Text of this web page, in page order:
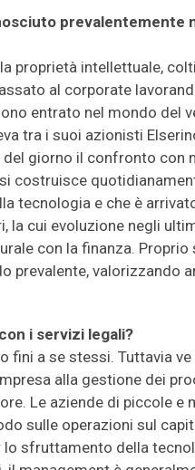
prevalentemente
proprietà intellettuale,
al corporate
entrato nel mondo del
tra i suoi azionisti
del giorno il confronto con
costruisce
tecnologia e che è
cui evoluzione negli
con la finanza.
prevalente, valorizzando
i servizi legali?
fini a se stessi. Tuttavia
alla gestione dei
Le aziende di piccole e
sulle operazioni sul
lo sfruttamento della